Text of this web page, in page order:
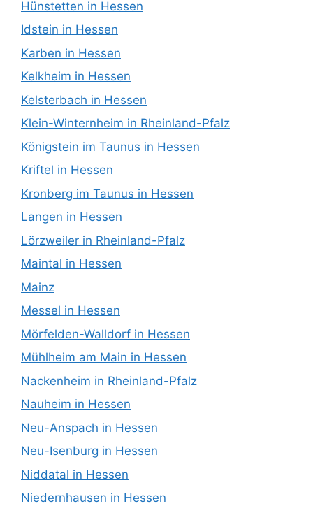
Hünstetten in Hessen
Idstein in Hessen
Karben in Hessen
Kelkheim in Hessen
Kelsterbach in Hessen
Klein-Winternheim in Rheinland-Pfalz
Königstein im Taunus in Hessen
Kriftel in Hessen
Kronberg im Taunus in Hessen
Langen in Hessen
Lörzweiler in Rheinland-Pfalz
Maintal in Hessen
Mainz
Messel in Hessen
Mörfelden-Walldorf in Hessen
Mühlheim am Main in Hessen
Nackenheim in Rheinland-Pfalz
Nauheim in Hessen
Neu-Anspach in Hessen
Neu-Isenburg in Hessen
Niddatal in Hessen
Niedernhausen in Hessen